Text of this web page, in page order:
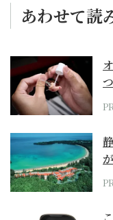
あわせて読